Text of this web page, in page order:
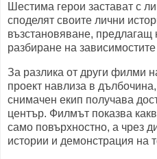
Шестима герои застават с
споделят своите лични
възстановяване, предлагащ
разбиране на
За разлика от други филми
проект навлиза в
снимачен екип получава
център. Филмът показва
само повърхностно, а чрез
истории и демонстрация на